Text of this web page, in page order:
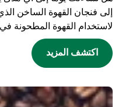
إلى فنجان القهوة الساخن
لاستخدام القهوة المطحونة في
اكتشف المزيد